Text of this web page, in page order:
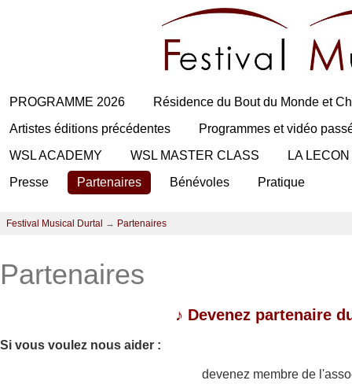
PROGRAMME 2026
Résidence du Bout du Monde et
Artistes éditions précédentes
Programmes et vidéo
WSL ACADEMY
WSL MASTER CLASS
LA
Presse
Partenaires Bénévoles Pratique
Festival Musical Durtal → Partenaires
Partenaires
♪ Devenez partenaire
Si vous voulez nous aider :
devenez membre de